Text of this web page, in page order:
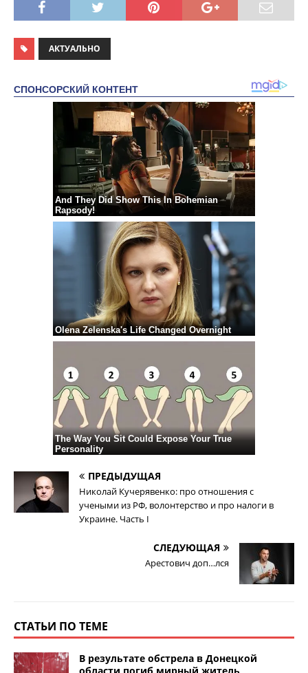
АКТУАЛЬНО
ПРЕДЫДУЩАЯ
Николай Кучерявенко: про отношения с
учеными из РФ, волонтерство и про налоги в
Украине. Часть I
СЛЕДУЮЩАЯ
Арестович доп…лся
СТАТЬИ ПО ТЕМЕ
В результате обстрела в Донецкой